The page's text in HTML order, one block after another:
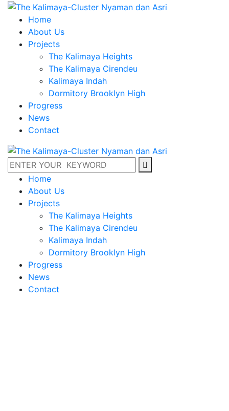
Home
About Us
Projects
The Kalimaya Heights
The Kalimaya Cirendeu
Kalimaya Indah
Dormitory Brooklyn High
Progress
News
Contact
Home
About Us
Projects
The Kalimaya Heights
The Kalimaya Cirendeu
Kalimaya Indah
Dormitory Brooklyn High
Progress
News
Contact